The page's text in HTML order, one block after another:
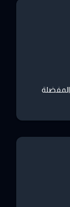
المفضلة